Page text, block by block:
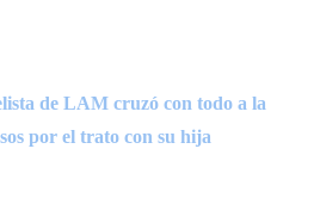
de LAM cruzó con todo a la
por el trato con su hija